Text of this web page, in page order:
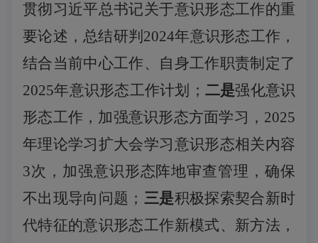
贯彻习近平总书记关于意识形态工作的重
要论述，总结研判 2024年意识形态工作，
结合当前中心工作、自身工作职责制定了
2025年意识形态工作计划； 二是强化意识
形态工作，加强意识形态方面学习， 2025
年理论学习扩大会学习意识形态相关内容
3次，加强意识形态阵地审查管理，确保
不出现导向问题； 三是积极探索契合新时
代特征的意识形态工作新模式、新方法，